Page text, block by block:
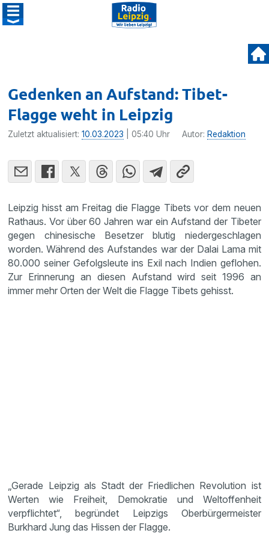
Gedenken an Aufstand: Tibet-
Flagge weht in Leipzig
Zuletzt aktualisiert:10.03.2023 | 05:40 Uhr Autor: Redaktion
Leipzig hisst am Freitag die Flagge Tibets vor dem neuen
Rathaus. Vor über 60 Jahren war ein Aufstand der Tibeter
gegen chinesische Besetzer blutig niedergeschlagen
worden. Während des Aufstandes war der Dalai Lama mit
80.000 seiner Gefolgsleute ins Exil nach Indien geflohen.
Zur Erinnerung an diesen Aufstand wird seit 1996 an
immer mehr Orten der Welt die Flagge Tibets gehisst.
„Gerade Leipzig als Stadt der Friedlichen Revolution ist
Werten wie Freiheit, Demokratie und Weltoffenheit
verpflichtet“, begründet Leipzigs Oberbürgermeister
Burkhard Jung das Hissen der Flagge.